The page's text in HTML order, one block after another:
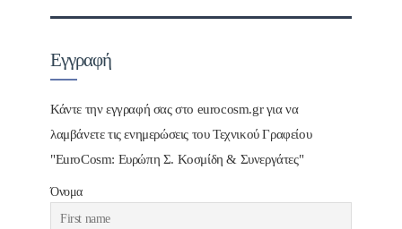
Εγγραφή
Κάντε την εγγραφή σας στο eurocosm.gr για να
λαμβάνετε τις ενημερώσεις του Τεχνικού Γραφείου
"EuroCosm: Ευρώπη Σ. Κοσμίδη & Συνεργάτες"
Όνομα